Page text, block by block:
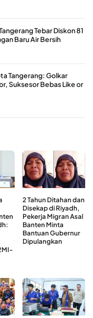
Tebar Diskon 81
Baru Air Bersih
Tangerang: Golkar
Suksesor Bebas Like or
2 Tahun Ditahan dan
Disekap di Riyadh,
Pekerja Migran Asal
Banten Minta
Bantuan Gubernur
Dipulangkan